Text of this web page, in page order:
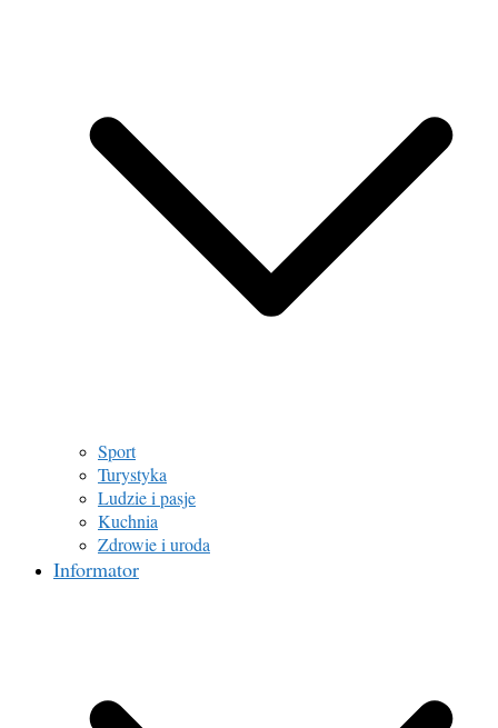
Sport
Turystyka
Ludzie i pasje
Kuchnia
Zdrowie i uroda
Informator